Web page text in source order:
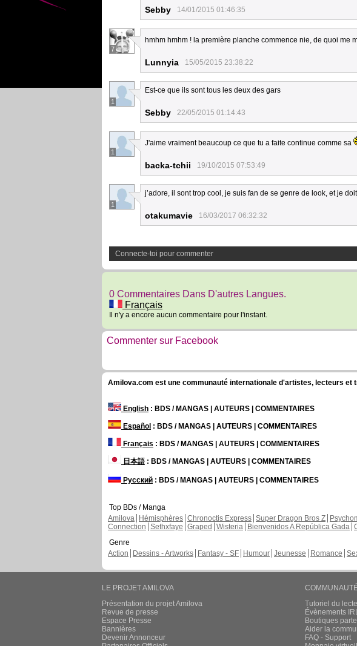
Sebby 14/01/2015 01:46:35
7
hmhm hmhm ! la première planche commence nie, de quoi me
Lunnyia 15/05/2015 23:38:22
1
Est-ce que ils sont tous les deux des gars
Sebby 22/05/2015 01:14:43
1
J'aime vraiment beaucoup ce que tu a faite continue comme sa
backa-tchii 19/10/2015 07:53:49
1
j’adore, il sont trop cool, je suis fan de se genre de look, et je
otakumavie 16/03/2017 06:32:32
Connecte-toi pour commenter
0 Commentaires Dans D'autres Langues.
Français
Il n'y a encore aucun commentaire pour l'instant.
Commenter sur Facebook
Amilova.com est une communauté internationale d'artistes, lecteurs et
English : BDS / MANGAS | AUTEURS | COMMENTAIRES
Español : BDS / MANGAS | AUTEURS | COMMENTAIRES
Français : BDS / MANGAS | AUTEURS | COMMENTAIRES
日本語: BDS / MANGAS | AUTEURS | COMMENTAIRES
Русский : BDS / MANGAS | AUTEURS | COMMENTAIRES
Top BDs / Manga
Amilova
Hémisphères Chronoctis Express Super Dragon Bros Z
Connection Sethxfaye Graped Wisteria Bienvenidos A República Gada
Genre
Action
Dessins - Artworks Fantasy - SF Humour Jeunesse Romance
LE PROJET AMILOVA
Présentation du projet Amilova
Revue de presse
Espace Presse
Bannières
Devenir Annonceur
Tutoriel du
Évènements
Boutiques
Aider la
FAQ - Support